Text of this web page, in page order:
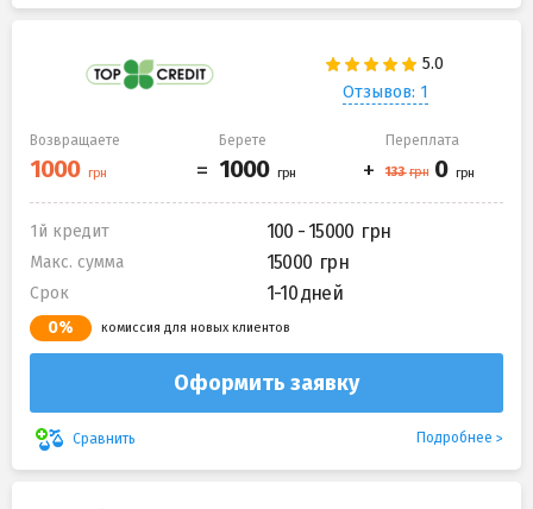
Отзывов: 1
Возвращаете Берете Переплата
1й кредит 100 - 15000
Макс. сумма 15000
Срок 1-10 дней
0% комиссия для новых клиентов
Оформить заявку
Сравнить Подробнее